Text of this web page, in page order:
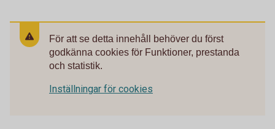
För att se detta innehåll behöver du först
godkänna cookies för Funktioner, prestanda
och statistik.
Inställningar för cookies